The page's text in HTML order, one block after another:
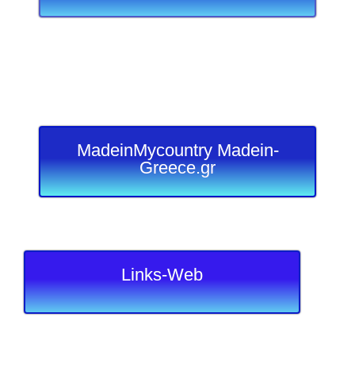
MadeinMycountry Madein-
Greece.gr
Links-Web